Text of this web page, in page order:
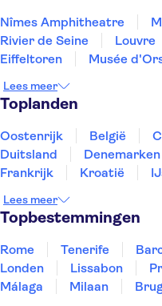
Nîmes Amphitheatre
Rivier de Seine
Louvre
Eiffeltoren
Musée
Disneyland® Parijs
Montmartre
Tours en trips vanuit Paris
Lees meer
Toplanden
Oostenrijk België
Duitsland
Denemarken
Frankrijk
Kroatië
Slovenië
Thailand
Lees meer
Topbestemmingen
Rome Tenerife
Londen
Lissabon
Málaga
Milaan